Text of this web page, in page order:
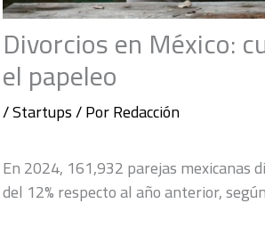
Divorcios en México:
el papeleo
/Startups/ PorRedacción
En 2024, 161,932 parejas mexicanas
del 12% respecto al año anterior,